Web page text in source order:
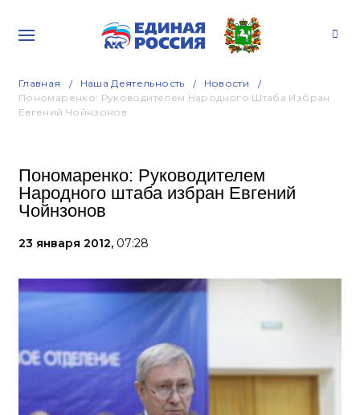
Главная Наша Деятельность
Новости
Пономаренко: Руководителем Народного Штаба Избран
Евгений Чойнзонов
Пономаренко: Руководителем
Народного штаба избран Евгений
Чойнзонов
23 января 2012, 07:28